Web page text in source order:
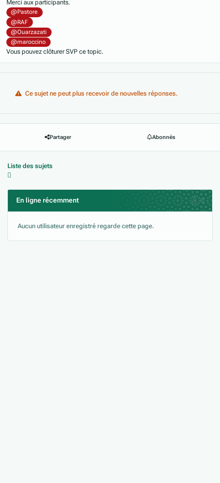
Merci aux participants.
@Pastore
@RAF
@Ouarzazati
@maroccino
Vous pouvez clôturer SVP ce topic.
Ce sujet ne peut plus recevoir de nouvelles réponses.
Partager Abonnés
Liste des sujets
En ligne récemment 0
Aucun utilisateur enregistré regarde cette page.